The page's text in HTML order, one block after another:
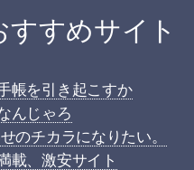
すすめサイト
帳を引き起こすか
んじゃろ
のチカラになりたい。
載、激安サイト